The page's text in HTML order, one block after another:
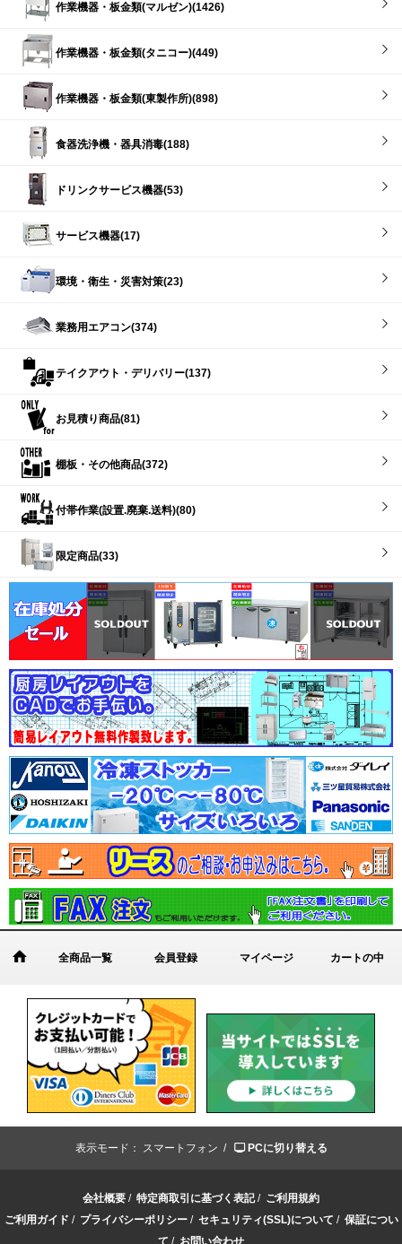
作業機器・板金類(マルゼン)(1426)
作業機器・板金類(タニコー)(449)
作業機器・板金類(東製作所)(898)
食器洗浄機・器具消毒(188)
ドリンクサービス機器(53)
サービス機器(17)
環境・衛生・災害対策(23)
業務用エアコン(374)
テイクアウト・デリバリー(137)
お見積り商品(81)
棚板・その他商品(372)
付帯作業(設置.廃棄.送料)(80)
限定商品(33)
全商品一覧 会員登録 マイページ カートの中
表示モード： スマートフォン / PCに切り替える
会社概要 / 特定商取引に基づく表記/ ご利用規約
ご利用ガイド / プライバシーポリシー/ セキュリティ(SSL)について / 保証につい
て / お問い合わせ